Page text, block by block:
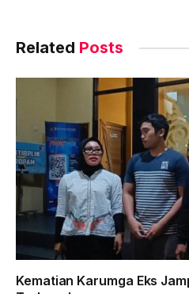
Related Posts
Kematian Karumga Eks